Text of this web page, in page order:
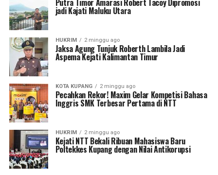
Putra Timor Amarasi Robert Tacoy Dipromosi
jadi Kajati Maluku Utara
HUKRIM 2 minggu ago
Jaksa Agung Tunjuk Roberth Lambila Jadi
Aspema Kejati Kalimantan Timur
KOTA KUPANG 2 minggu ago
Pecahkan Rekor! Maxim Gelar Kompetisi Bahasa
Inggris SMK Terbesar Pertama di NTT
HUKRIM 2 minggu ago
Kejati NTT Bekali Ribuan Mahasiswa Baru
Poltekkes Kupang dengan Nilai Antikorupsi